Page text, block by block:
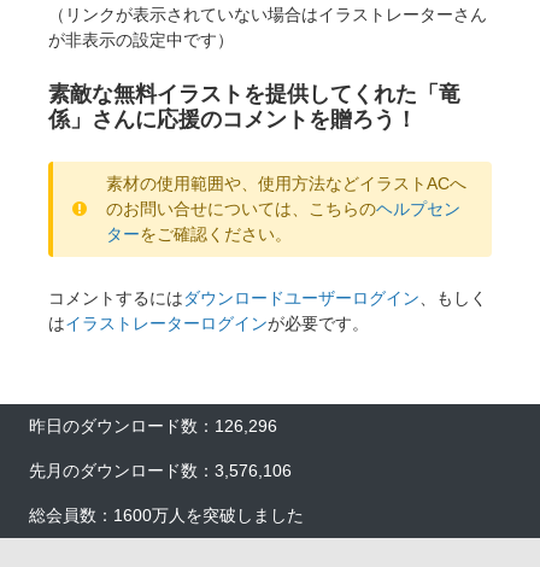
（リンクが表示されていない場合はイラストレーターさん
が非表示の設定中です）
素敵な無料イラストを提供してくれた「竜
係」さんに応援のコメントを贈ろう！
素材の使用範囲や、使用方法などイラストACへ
のお問い合せについては、こちらのヘルプセン
ターをご確認ください。
コメントするにはダウンロードユーザーログイン 、もしく
はイラストレーターログインが必要です。
昨日のダウンロード数：126,296
先月のダウンロード数：3,576,106
総会員数：1600万人を突破しました